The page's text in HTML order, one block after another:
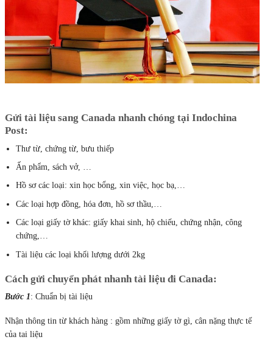
Gửi tài liệu sang Canada nhanh chóng tại Indochina
Post:
Thư từ, chứng từ, bưu thiếp
Ấn phẩm, sách vở, …
Hồ sơ các loại: xin học bổng, xin việc, học bạ,…
Các loại hợp đồng, hóa đơn, hồ sơ thầu,…
Các loại giấy tờ khác: giấy khai sinh, hộ chiếu, chứng nhận, công
chứng,…
Tài liệu các loại khối lượng dưới 2kg
Cách gửi chuyển phát nhanh tài liệu đi Canada:
Bước 1: Chuẩn bị tài liệu
Nhận thông tin từ khách hàng : gồm những giấy tờ gì, cân nặng thực tế
của tai liệu